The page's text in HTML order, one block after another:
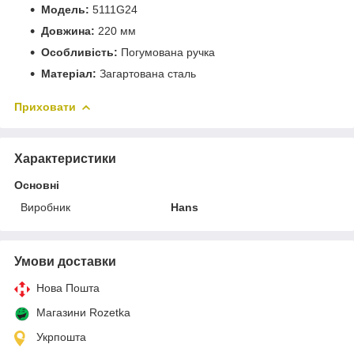
Модель: 5111G24
Довжина: 220 мм
Особливість: Погумована ручка
Матеріал: Загартована сталь
Приховати
Характеристики
Основні
Виробник
Hans
Умови доставки
Нова Пошта
Магазини Rozetka
Укрпошта